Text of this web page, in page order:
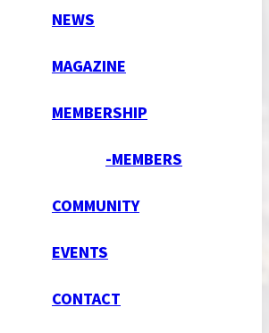
NEWS
MAGAZINE
MEMBERSHIP
-MEMBERS
COMMUNITY
EVENTS
CONTACT